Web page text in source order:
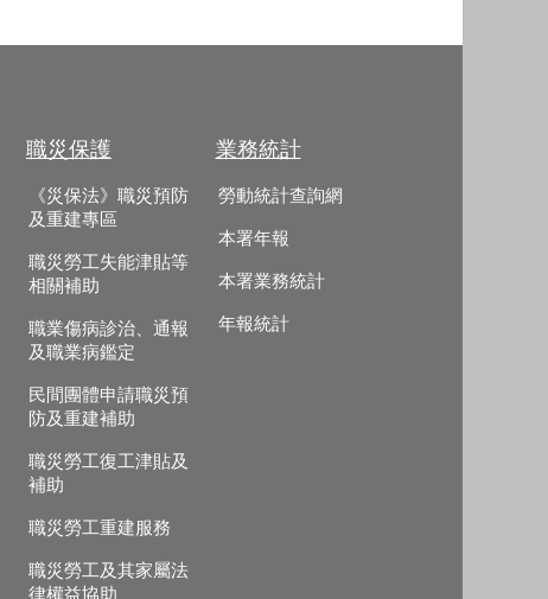
職災保護
《災保法》職災預防
及重建專區
職災勞工失能津貼等
相關補助
職業傷病診治、通報
及職業病鑑定
民間團體申請職災預
防及重建補助
職災勞工復工津貼及
補助
職災勞工重建服務
職災勞工及其家屬法
律權益協助
業務統計
勞動統計查詢網
本署年報
本署業務統計
年報統計